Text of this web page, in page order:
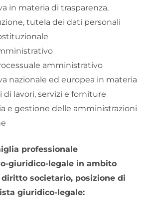
in materia di trasparenza,
tutela dei dati personali
amministrativo
nazionale ed europea in materia
di lavori, servizi e forniture
e gestione delle amministrazioni
professionale
giuridico-legale in ambito
societario, posizione di
giuridico-legale: